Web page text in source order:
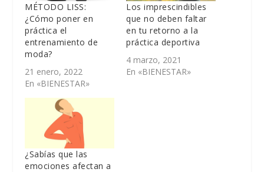
MÉTODO LISS:
¿Cómo poner en
práctica el
entrenamiento de
moda?
21 enero, 2022
En «BIENESTAR»
Los imprescindibles
que no deben faltar
en tu retorno a la
práctica deportiva
4 marzo, 2021
En «BIENESTAR»
¿Sabías que las
emociones afectan a